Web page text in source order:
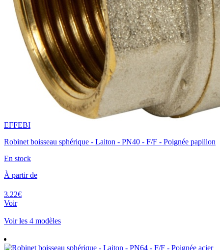
EFFEBI
Robinet boisseau sphérique - Laiton - PN40 - F/F - Poignée papillon
En stock
À partir de
3.22€
Voir
Voir les 4 modèles